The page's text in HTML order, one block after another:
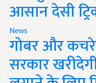
आसान देसी
News
गोबर और
सरकार